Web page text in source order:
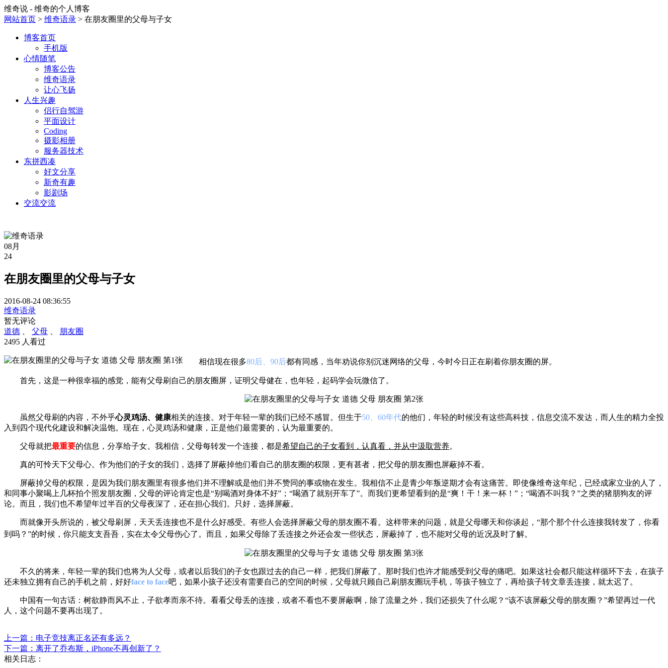
维奇说 - 维奇的个人博客
网站首页 > 维奇语录 > 在朋友圈里的父母与子女
博客首页
手机版
心情随笔
博客公告
维奇语录
让心飞扬
人生兴趣
侣行自驾游
平面设计
Coding
摄影相册
服务器技术
东拼西凑
好文分享
新奇有趣
影剧场
交流交流
08月
24
在朋友圈里的父母与子女
2016-08-24 08:36:55
维奇语录
暂无评论
道德
父母
朋友圈
2495 人看过
相信现在很多80后、90后都有同感，当年劝说你别沉迷网络的父母，今时今日正在刷着你朋友圈的屏。
首先，这是一种很幸福的感觉，能有父母刷自己的朋友圈屏，证明父母健在，也年轻，起码学会玩微信了。
虽然父母刷的内容，不外乎心灵鸡汤、健康相关的连接。对于年轻一辈的我们已经不感冒。但生于50、60年代的他们，年轻的时候没有这些高科技，信息交流不发达，而人生的精力全投
入到四个现代化建设和解决温饱。现在，心灵鸡汤和健康，正是他们最需要的，认为最重要的。
父母就把最重要的信息，分享给子女。 我相信， 父母每转发一个连接，都是希望自己的子女看到，认真看，并从中汲取营养。
真的可怜天下父母心。作为他们的子女的我们，选择了屏蔽掉他们看自己的朋友圈的权限，更有甚者，把父母的朋友圈也屏蔽掉不看。
屏蔽掉父母的权限，是因为我们朋友圈里有很多他们并不理解或是他们并不赞同的事或物在发生。我相信不止是青少年叛逆期才会有这痛苦。即使像维奇这年纪，已经成家立业的人了，
和同事小聚喝上几杯拍个照发朋友圈，父母的评论肯定也是“别喝酒对身体不好”；“喝酒了就别开车了”。而我们更希望看到的是“爽！干！来一杯！”；“喝酒不叫我？”之类的猪朋狗友的评
论。而且，我们也不希望年过半百的父母夜深了，还在担心我们。只好，选择屏蔽。
而就像开头所说的，被父母刷屏，天天丢连接也不是什么好感受。有些人会选择屏蔽父母的朋友圈不看。这样带来的问题，就是父母哪天和你谈起，“那个那个什么连接我转发了，你看
到吗？”的时候，你只能支支吾吾，实在太令父母伤心了。而且，如果父母除了丢连接之外还会发一些状态，屏蔽掉了，也不能对父母的近况及时了解。
不久的将来，年轻一辈的我们也将为人父母，或者以后我们的子女也跟过去的自己一样，把我们屏蔽了。那时我们也许才能感受到父母的痛吧。如果这社会都只能这样循环下去，在孩子
还未独立拥有自己的手机之前，好好face to face吧，如果小孩子还没有需要自己的空间的时候，父母就只顾自己刷朋友圈玩手机，等孩子独立了，再给孩子转文章丢连接，就太迟了。
中国有一句古话：树欲静而风不止，子欲孝而亲不待。看看父母丢的连接，或者不看也不要屏蔽啊，除了流量之外，我们还损失了什么呢？“该不该屏蔽父母的朋友圈？”希望再过一代
人，这个问题不要再出现了。
上一篇：电子竞技离正名还有多远？
下一篇：离开了乔布斯，iPhone不再创新了？
相关日志：